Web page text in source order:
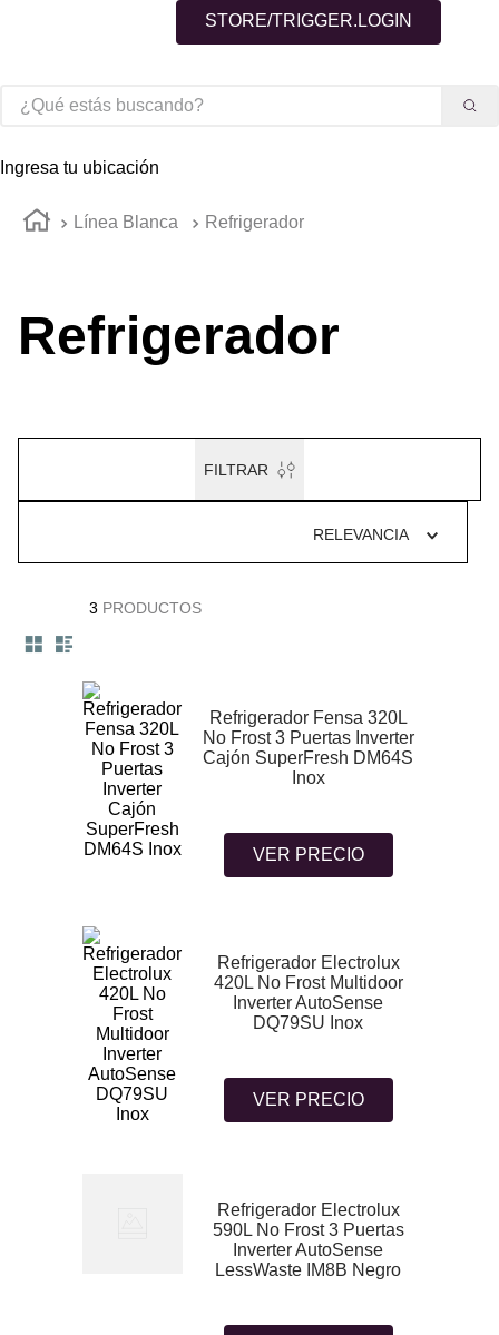
STORE/TRIGGER.LOGIN
¿Qué estás buscando?
2.
lavadora
5.
no frost
9.
refrigerador
Ingresa tu ubicación
Línea Blanca Refrigerador
Refrigerador
FILTRAR
RELEVANCIA
3 PRODUCTOS
Refrigerador Fensa 320L
No Frost 3 Puertas Inverter
Cajón SuperFresh DM64S
Inox
VER PRECIO
Refrigerador Electrolux
420L No Frost Multidoor
Inverter AutoSense
DQ79SU Inox
VER PRECIO
Refrigerador Electrolux
590L No Frost 3 Puertas
Inverter AutoSense
LessWaste IM8B Negro